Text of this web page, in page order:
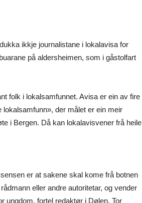
ikkje journalistane i lokalavisa for
på aldersheimen, som i gåstolfart
folk i lokalsamfunnet. Avisa er ein av fire
der målet er ein meir
i Bergen. Då kan lokalavisvener frå heile
er at sakene skal kome frå botnen
eller andre autoritetar, og vender
ungdom, fortel redaktør i Dølen, Tor